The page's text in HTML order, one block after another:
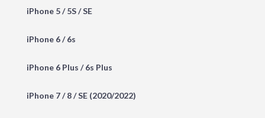
iPhone 5 / 5S / SE
iPhone 6 / 6s
iPhone 6 Plus / 6s Plus
iPhone 7 / 8 / SE (2020/2022)